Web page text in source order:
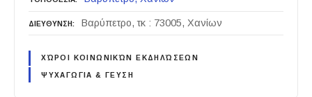
ΔΙΕΥΘΥΝΣΗ Βαρύπετρο, τκ : 73005, Χανίων
ΧΏΡΟΙ ΚΟΙΝΩΝΙΚΏΝ ΕΚΔΗΛΏΣΕΩΝ
ΨΥΧΑΓΩΓΙΑ & ΓΕΥΣΗ